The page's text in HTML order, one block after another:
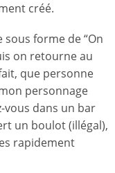
créé.
sous forme de “On
on retourne au
que personne
personnage
vous dans un bar
un boulot (illégal),
rapidement